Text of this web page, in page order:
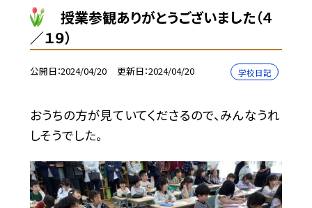
授業参観ありがとうございました（４
／１９）
公開日 2024/04/20 更新日 2024/04/20 学校日記
おうちの方が見ていてくださるので、みんなうれ
しそうでした。